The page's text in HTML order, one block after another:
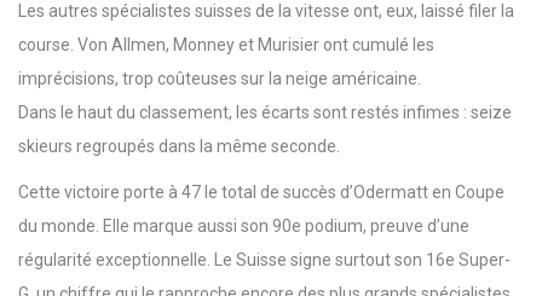
Les autres spécialistes suisses de la vitesse ont, eux, laissé filer la
course. Von Allmen, Monney et Murisier ont cumulé les
imprécisions, trop coûteuses sur la neige américaine.
Dans le haut du classement, les écarts sont restés infimes : seize
skieurs regroupés dans la même seconde.
Cette victoire porte à 47 le total de succès d’Odermatt en Coupe
du monde. Elle marque aussi son 90e podium, preuve d’une
régularité exceptionnelle. Le Suisse signe surtout son 16e Super-